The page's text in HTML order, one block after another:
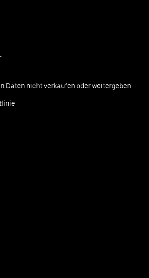
Daten nicht verkaufen oder weitergeben